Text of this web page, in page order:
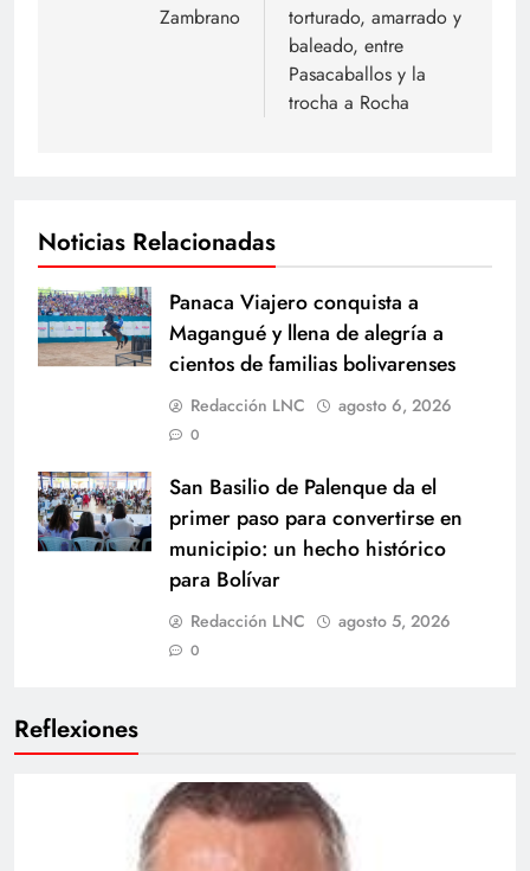
Reflexiones
entradasZambrano
torturado, amarrado y
baleado, entre
Pasacaballos y la
trocha a Rocha
Noticias Relacionadas
Panaca Viajero conquista a
Magangué y llena de alegría a
cientos de familias bolivarenses
Redacción LNC agosto 6, 2026
0
San Basilio de Palenque da el
primer paso para convertirse en
municipio: un hecho histórico
para Bolívar
Redacción LNC agosto 5, 2026
0